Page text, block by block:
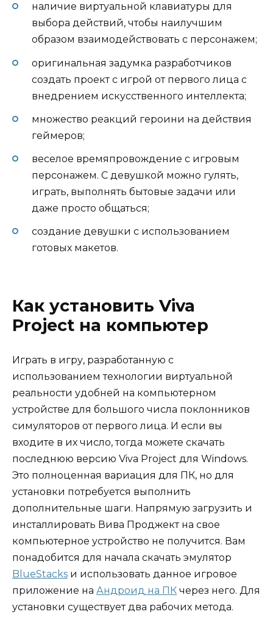
наличие виртуальной клавиатуры для
выбора действий, чтобы наилучшим
образом взаимодействовать с персонажем;
оригинальная задумка разработчиков
создать проект с игрой от первого лица с
внедрением искусственного интеллекта;
множество реакций героини на действия
геймеров;
веселое времяпровождение с игровым
персонажем. С девушкой можно гулять,
играть, выполнять бытовые задачи или
даже просто общаться;
создание девушки с использованием
готовых макетов.
Как установить Viva
Project на компьютер
Играть в игру, разработанную с
использованием технологии виртуальной
реальности удобней на компьютерном
устройстве для большого числа поклонников
симуляторов от первого лица. И если вы
входите в их число, тогда можете скачать
последнюю версию Viva Project для Windows.
Это полноценная вариация для ПК, но для
установки потребуется выполнить
дополнительные шаги. Напрямую загрузить и
инсталлировать Вива Проджект на свое
компьютерное устройство не получится. Вам
понадобится для начала скачать эмулятор
BlueStacks и использовать данное игровое
приложение на Андроид на ПК через него. Для
установки существует два рабочих метода.